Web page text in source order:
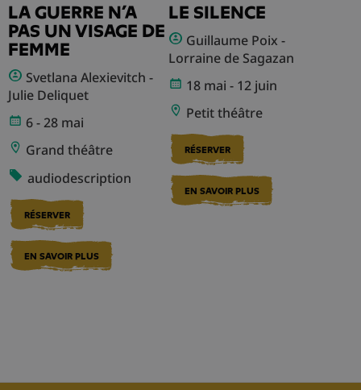
LA GUERRE N’A
PAS UN VISAGE DE
FEMME
Svetlana Alexievitch -
Julie Deliquet
6 - 28 mai
Grand théâtre
audiodescription
RÉSERVER
EN SAVOIR PLUS
LE SILENCE
Guillaume Poix -
Lorraine de Sagazan
18 mai - 12 juin
Petit théâtre
RÉSERVER
EN SAVOIR PLUS